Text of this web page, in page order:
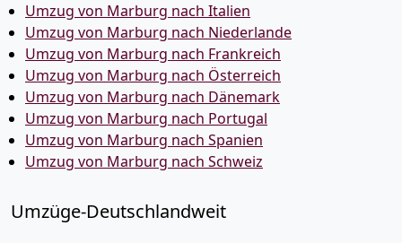
Umzug von Marburg nach Italien
Umzug von Marburg nach Niederlande
Umzug von Marburg nach Frankreich
Umzug von Marburg nach Österreich
Umzug von Marburg nach Dänemark
Umzug von Marburg nach Portugal
Umzug von Marburg nach Spanien
Umzug von Marburg nach Schweiz
Umzüge-Deutschlandweit